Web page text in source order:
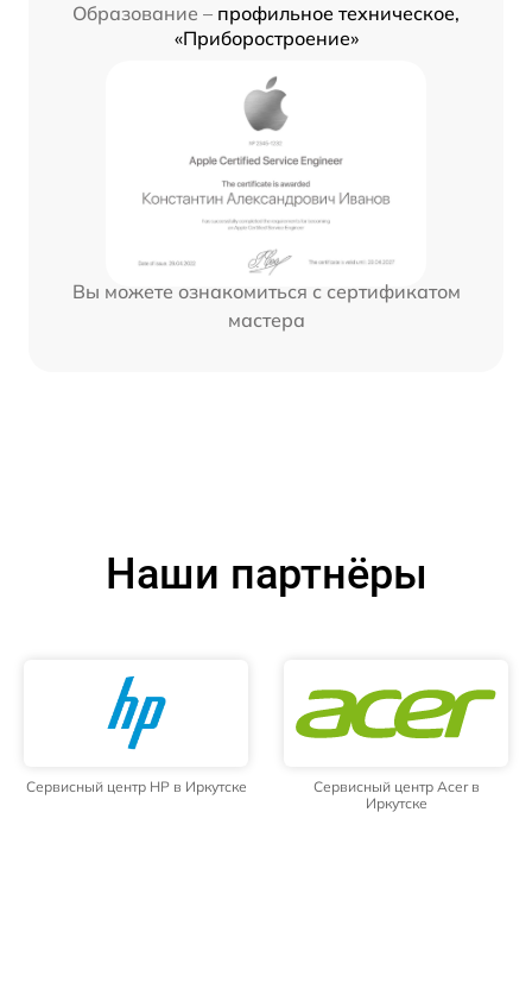
Образование – профильное техническое,
«Приборостроение»
Вы можете ознакомиться с сертификатом
мастера
Наши партнёры
Сервисный центр HP в Иркутске
Сервисный центр Acer в
Иркутске